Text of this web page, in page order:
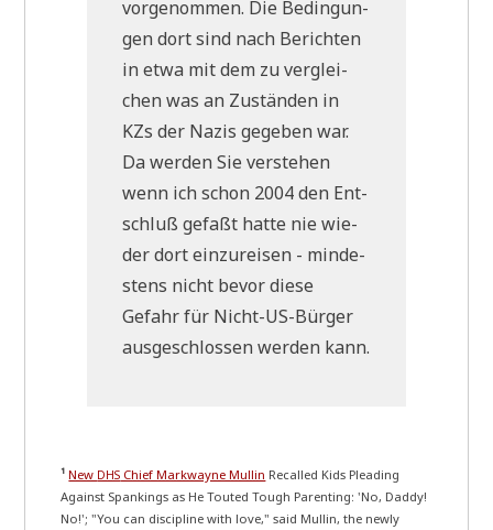
vor­ge­nom­men. Die Bedin­gun­
gen dort sind nach Berich­ten
in etwa mit dem zu ver­glei­
chen was an Zustän­den in
KZs der Nazis gege­ben war.
Da wer­den Sie ver­ste­hen
wenn ich schon 2004 den Ent­
schluß gefaßt hat­te nie wie­
der dort ein­zu­rei­sen - min­de­
stens nicht bevor die­se
Gefahr für Nicht-US-Bür­ger
aus­ge­schlos­sen wer­den kann.
¹ New DHS Chief Mark­way­ne Mul­lin Recal­led Kids Plea­ding
Against Span­kings as He Tou­ted Tough Paren­ting: 'No, Dad­dy!
No!'; "You can disci­pli­ne with love," said Mul­lin, the new­ly